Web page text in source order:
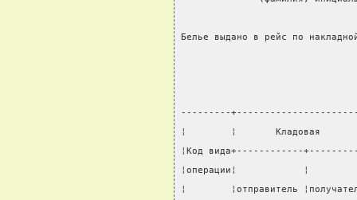
Белье выдано в рейс по
---------
¦        ¦       Кладовая        ¦
¦Код вида+------------
¦операции¦            ¦
¦        ¦отправитель